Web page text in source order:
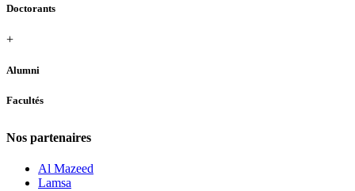
Doctorants
+
Alumni
Facultés
Nos partenaires
Al Mazeed
Lamsa